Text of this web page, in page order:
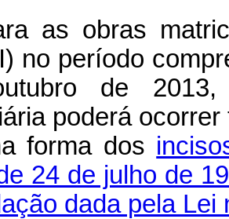
as obras
no período
de 2013,
poderá
forma dos
24 de julho de
dada pela Lei